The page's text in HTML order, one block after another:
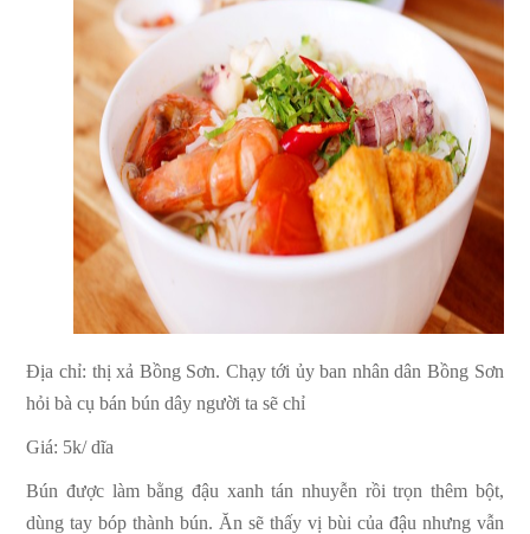
Địa chỉ: thị xả Bồng Sơn. Chạy tới ủy ban nhân dân Bồng Sơn
hỏi bà cụ bán bún dây người ta sẽ chỉ
Giá: 5k/ dĩa
Bún được làm bằng đậu xanh tán nhuyễn rồi trọn thêm bột,
dùng tay bóp thành bún. Ăn sẽ thấy vị bùi của đậu nhưng vẫn